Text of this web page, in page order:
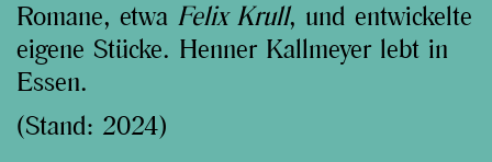
Romane, etwa Felix Krull, und entwickelte
eigene Stücke. Henner Kallmeyer lebt in
Essen.
(Stand: 2024)